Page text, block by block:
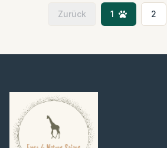
unvergessliches Abenteuer
vollgepackt mit
Zurück 1 2